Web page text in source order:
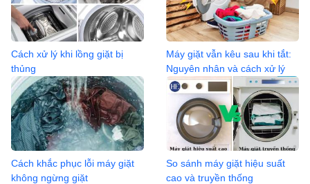
Cách xử lý khi lồng giặt bị
thủng
Máy giặt vẫn kêu sau khi tắt:
Nguyên nhân và cách xử lý
Cách khắc phục lỗi máy giặt
không ngừng giặt
So sánh máy giặt hiệu suất
cao và truyền thống